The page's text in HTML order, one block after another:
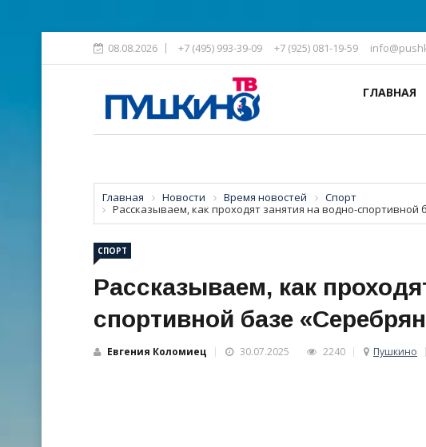
08.08.2026 +7 (495) 993-39-09 +7 (925) 081-19-59
ГЛАВНАЯ
Главная Новости Время новостей
Спорт
Рассказываем, как проходят занятия на водно-спортивной
СПОРТ
Рассказываем, как
спортивной базе
Евгения Коломиец 30.07.2025 2240 Пушкино